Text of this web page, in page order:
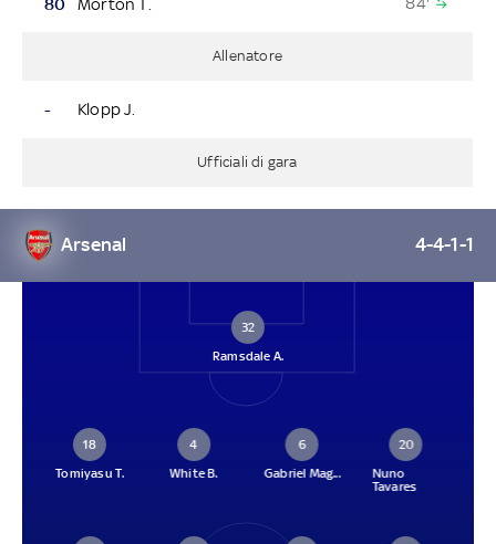
Allenatore
- Klopp J.
Ufficiali di gara
Arsenal 4-4-1-1
32
Ramsdale A.
18
Tomiyasu T.
4
White B.
6
Gabriel Mag...
20
Nuno
Tavares